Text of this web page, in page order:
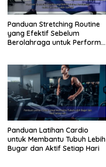
Panduan Stretching Routine
yang Efektif Sebelum
Berolahraga untuk Performa
Panduan Latihan Cardio
untuk Membantu Tubuh Lebih
Bugar dan Aktif Setiap Hari